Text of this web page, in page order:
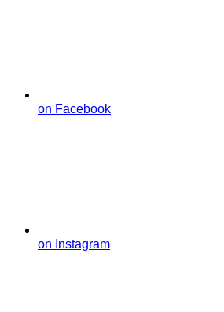
on Facebook
on Instagram